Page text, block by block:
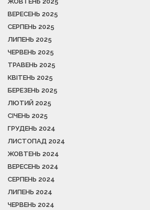
ВЕРЕСЕНЬ 2025
СЕРПЕНЬ 2025
ЛИПЕНЬ 2025
ЧЕРВЕНЬ 2025
ТРАВЕНЬ 2025
КВІТЕНЬ 2025
БЕРЕЗЕНЬ 2025
ЛЮТИЙ 2025
СІЧЕНЬ 2025
ГРУДЕНЬ 2024
ЛИСТОПАД 2024
ЖОВТЕНЬ 2024
ВЕРЕСЕНЬ 2024
СЕРПЕНЬ 2024
ЛИПЕНЬ 2024
ЧЕРВЕНЬ 2024